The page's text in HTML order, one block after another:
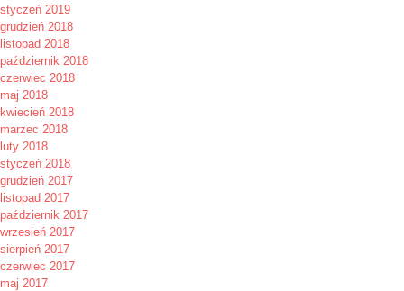
styczeń 2019
grudzień 2018
listopad 2018
październik 2018
czerwiec 2018
maj 2018
kwiecień 2018
marzec 2018
luty 2018
styczeń 2018
grudzień 2017
listopad 2017
październik 2017
wrzesień 2017
sierpień 2017
czerwiec 2017
maj 2017